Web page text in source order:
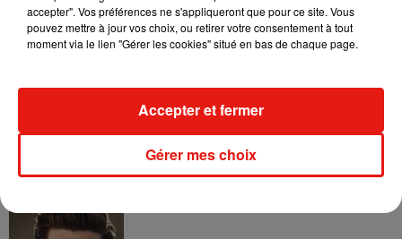
7 août 2026
Angèle et Amélie Lens dévoilent leur
collaboration tant attendue
5 août 2026
accepter". Vos préférences ne s'appliqueront que pour ce site. Vous
pouvez mettre à jour vos choix, ou retirer votre consentement à tout
moment via le lien "Gérer les cookies" situé en bas de chaque page.
Gérer mes choix
Accepter et fermer